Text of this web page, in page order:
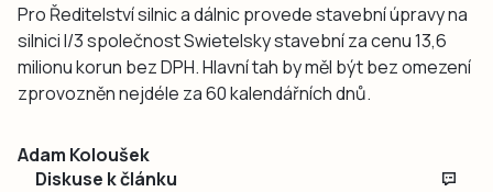
Pro Ředitelství silnic a dálnic provede stavební úpravy na
silnici I/3 společnost Swietelsky stavební za cenu 13,6
milionu korun bez DPH. Hlavní tah by měl být bez omezení
zprovozněn nejdéle za 60 kalendářních dnů.
Adam Koloušek
Diskuse k článku